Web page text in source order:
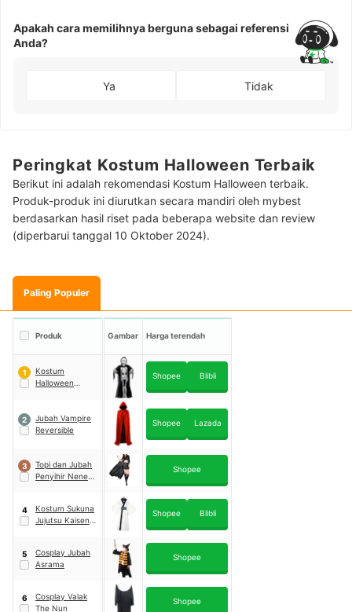
Apakah cara memilihnya berguna sebagai referensi
Anda?
Ya Tidak
Peringkat Kostum Halloween Terbaik
Berikut ini adalah rekomendasi Kostum Halloween terbaik.
Produk-produk ini diurutkan secara mandiri oleh mybest
berdasarkan hasil riset pada beberapa website dan review
(diperbarui tanggal 10 Oktober 2024).
Paling Populer
Produk Gambar Harga terendah
1
Kostum
Halloween
Shopee Blibli
2
Jubah Vampire
Reversible
Shopee Lazada
3
Topi dan Jubah
Penyihir Nenek
Shopee
4
Kostum Sukuna
Jujutsu Kaisen
Shopee Blibli
5
Cosplay Jubah
Asrama
Shopee
6
Cosplay Valak
The Nun
Shopee